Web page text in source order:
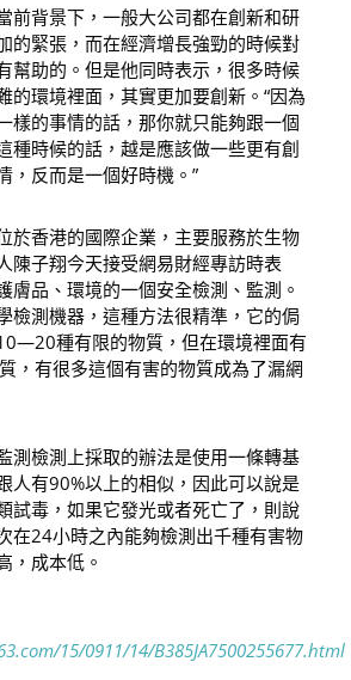
前背景下，一般大公司都在創新和研
的緊張，而在經濟增長強勁的時候對
幫助的。但是他同時表示，很多時候
的環境裡面，其實更加要創新。“因為
樣的事情的話，那你就只能夠跟一個
種時候的話，越是應該做一些更有創
，反而是一個好時機。”
於香港的國際企業，主要服務於生物
陳子翔今天接受網易財經專訪時表
膚品、環境的一個安全檢測、監測。
檢測機器，這種方法很精準，它的侷
種有限的物質，但在環境裡面有
，有很多這個有害的物質成為了漏網
測檢測上採取的辦法是使用一條轉基
人有90%以上的相似，因此可以說是
試毒，如果它發光或者死亡了，則說
在24小時之內能夠檢測出千種有害物
，成本低。
15/0911/14/B385JA7500255677.html